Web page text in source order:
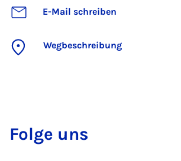
E-Mail schreiben
Wegbeschreibung
Fol­ge uns